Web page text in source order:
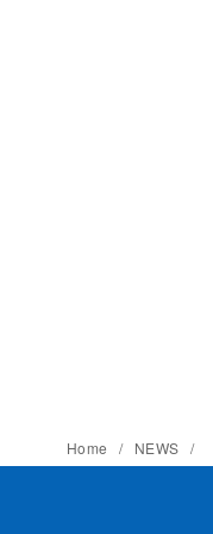
Home NEWS